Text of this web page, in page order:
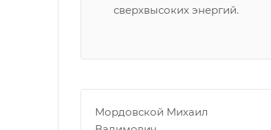
сверхвысоких энергий.
Мордовской Михаил